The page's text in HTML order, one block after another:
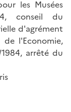
les Musées
conseil du
d'agrément
l'Economie,
arrêté du